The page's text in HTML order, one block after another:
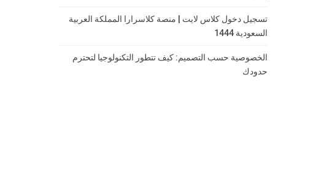
تسجيل دخول كلاس لايت | منصة كلاسرارا المملكة العربية
السعودية 1444
الخصوصية حسب التصميم: كيف تتطور التكنولوجيا لتحترم
حدودك